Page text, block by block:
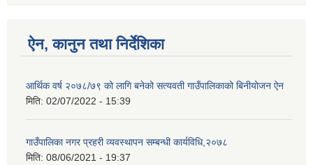
ऐन, कानुन तथा निर्देशिका
आर्थिक वर्ष २०७८/७९ को लागि बनेको सत्यवती गाउँपालिकाको बिनीयोजन ऐन
मिति: 02/07/2022 - 15:39
गाउँपालिका नगर प्रहरी व्यवस्थापन सम्बन्धी कार्यविधि,२०७८
मिति: 08/06/2021 - 19:37